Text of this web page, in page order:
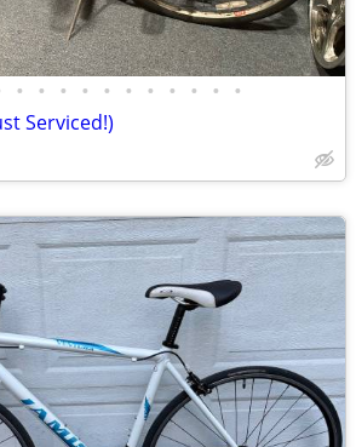
• • • • • • • • • • •
Serviced!)